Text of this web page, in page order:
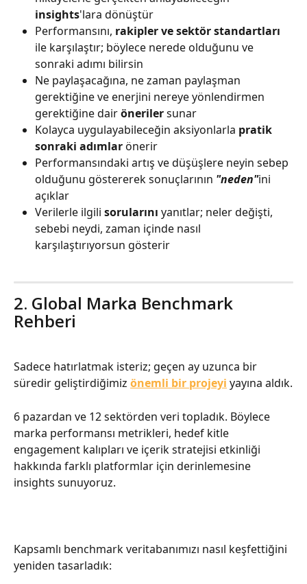
insights'lara dönüştür
Performansını, rakipler ve sektör standartları
ile karşılaştır; böylece nerede olduğunu ve
sonraki adımı bilirsin
Ne paylaşacağına, ne zaman paylaşman
gerektiğine ve enerjini nereye yönlendirmen
gerektiğine dair öneriler sunar
Kolayca uygulayabileceğin aksiyonlarla pratik
sonraki adımlar önerir
Performansındaki artış ve düşüşlere neyin sebep
olduğunu göstererek sonuçlarının "neden"ini
açıklar
Verilerle ilgili sorularını yanıtlar; neler değişti,
sebebi neydi, zaman içinde nasıl
karşılaştırıyorsun gösterir
2. Global Marka Benchmark
Rehberi
Sadece hatırlatmak isteriz; geçen ay uzunca bir
süredir geliştirdiğimiz önemli bir projeyi yayına aldık.
6 pazardan ve 12 sektörden veri topladık. Böylece
marka performansı metrikleri, hedef kitle
engagement kalıpları ve içerik stratejisi etkinliği
hakkında farklı platformlar için derinlemesine
insights sunuyoruz.
Kapsamlı benchmark veritabanımızı nasıl keşfettiğini
yeniden tasarladık: